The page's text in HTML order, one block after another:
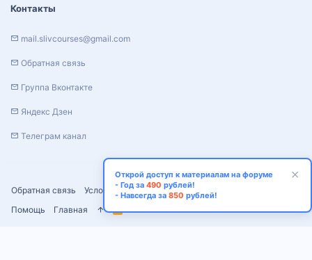
Обратная связь Условия и правила
Политика конфиденциальности
Помощь
Главная
Контакты
mail.slivcourses@gmail.com
Обратная связь
Группа Вконтакте
Яндекс Дзен
Телеграм канал
Открой доступ к материалам на форуме
- Год за 490 рублей!
- Навсегда за 850 рублей!